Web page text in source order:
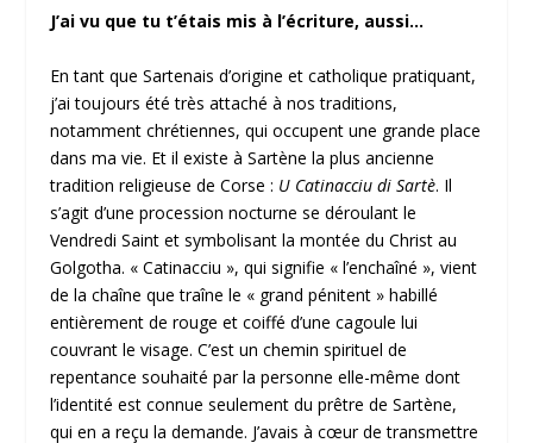
J’ai vu que tu t’étais mis à l’écriture, aussi…
En tant que Sartenais d’origine et catholique pratiquant,
j’ai toujours été très attaché à nos traditions,
notamment chrétiennes, qui occupent une grande place
dans ma vie. Et il existe à Sartène la plus ancienne
tradition religieuse de Corse : U Catinacciu di Sartè. Il
s’agit d’une procession nocturne se déroulant le
Vendredi Saint et symbolisant la montée du Christ au
Golgotha. « Catinacciu », qui signifie « l’enchaîné », vient
de la chaîne que traîne le « grand pénitent » habillé
entièrement de rouge et coiffé d’une cagoule lui
couvrant le visage. C’est un chemin spirituel de
repentance souhaité par la personne elle-même dont
l’identité est connue seulement du prêtre de Sartène,
qui en a reçu la demande. J’avais à cœur de transmettre